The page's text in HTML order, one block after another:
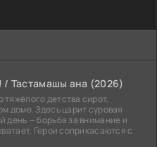
/ Тастамашы ана (2026)
детства сирот,
доме. Здесь царит суровая
день — борьба за внимание и
Герои соприкасаются с